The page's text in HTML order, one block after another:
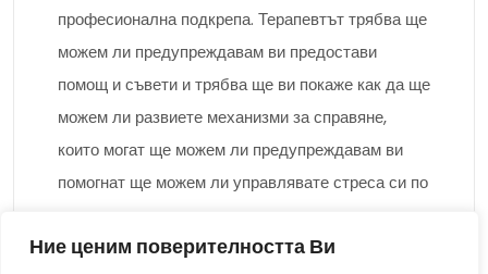
Ние ценим поверителността Ви
професионална подкрепа. Терапевтът трябва ще
можем ли предупреждавам ви предостави
помощ и съвети и трябва ще ви покаже как да ще
можем ли развиете механизми за справяне,
които могат ще можем ли предупреждавам ви
помогнат ще можем ли управлявате стреса си по